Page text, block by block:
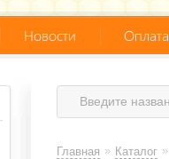
Новости
Главная » Каталог »